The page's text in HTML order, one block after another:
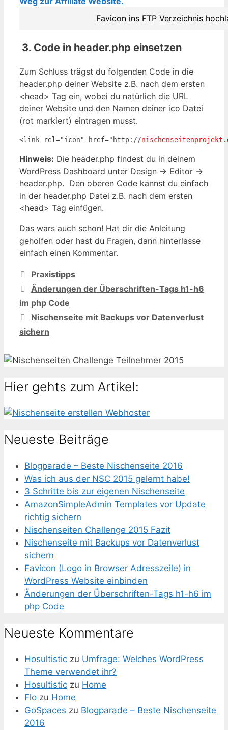
Favicon ins FTP Verzeichnis
3. Code in header.php einsetzen
Zum Schluss trägst du folgenden Code in die
header.php deiner Website z.B. nach dem ersten
<head> Tag ein, wobei du natürlich die URL
deiner Website und den Namen deiner ico Datei
(rot markiert) eintragen musst.
<link rel="icon" href="http://
Hinweis: Die header.php findest du in deinem
WordPress Dashboard unter Design -> Editor ->
header.php. Den oberen Code kannst du einfach
in der header.php Datei z.B. nach dem ersten
<head> Tag einfügen.
Das wars auch schon! Hat dir die Anleitung
geholfen oder hast du Fragen, dann hinterlasse
einfach einen Kommentar.
Kategorien
Praxistipps
Änderungen der Überschriften-Tags h1-h6
im php Code
Nischenseite mit Backups vor Datenverlust
sichern
Hier gehts zum Artikel:
Neueste Beiträge
Blogparade – Beste Nischenseite 2016
Was ich aus der NSC 2015 gelernt habe!
3 Schritte bis zur eigenen Nischenseite
AmazonSimpleAdmin Templates vor Update
richtig sichern
Nischenseiten Challenge 2015 Fazit
Nischenseite mit Backups vor Datenverlust
sichern
Favicon (Logo in Browser Adresszeile) in
WordPress Website einbinden
Änderungen der Überschriften-Tags h1-h6 im
php Code
Neueste Kommentare
Hosultistic zu Umfrage: Welches WordPress
Theme verwendet ihr?
Hosultistic zu Home
Flo zu Home
GoSpaces zu Blogparade – Beste Nischenseite
2016